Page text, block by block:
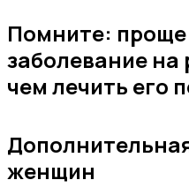
Помните:
заболевание на
чем лечить его
женщин